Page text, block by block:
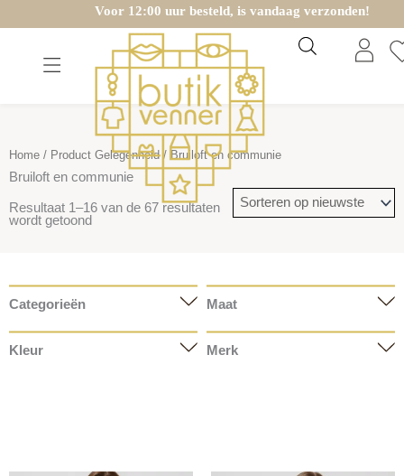
naar
Voor 12:00 uur besteld, is vandaag verzonden!
Home / Product Gelegenheid / Bruiloft en communie
Bruiloft en communie
Resultaat 1–16 van de 67 resultaten
wordt getoond
Gesorteerd
op
nieuwste
Categorieën Maat
Kleur Merk